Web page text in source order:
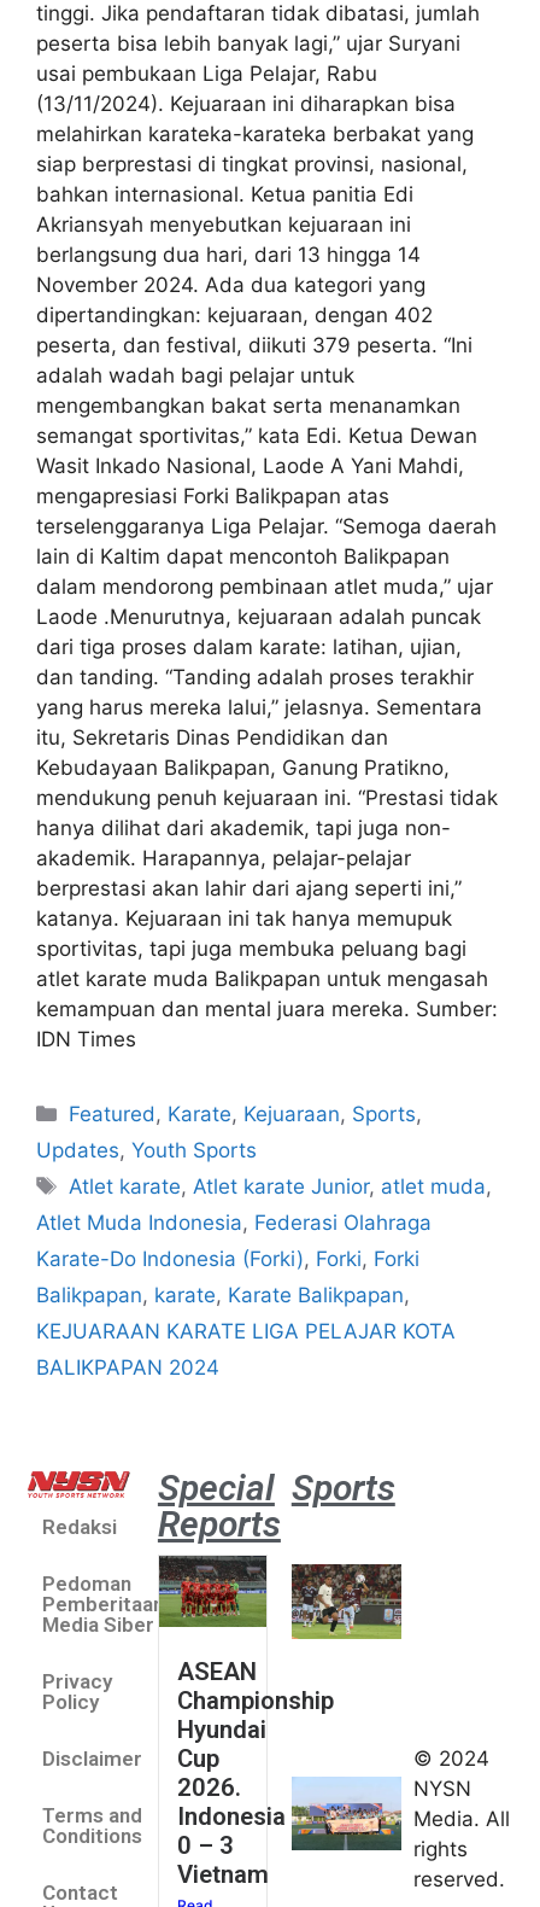
tinggi. Jika pendaftaran tidak dibatasi, jumlah
peserta bisa lebih banyak lagi,” ujar Suryani
usai pembukaan Liga Pelajar, Rabu
(13/11/2024). Kejuaraan ini diharapkan bisa
melahirkan karateka-karateka berbakat yang
siap berprestasi di tingkat provinsi, nasional,
bahkan internasional. Ketua panitia Edi
Akriansyah menyebutkan kejuaraan ini
berlangsung dua hari, dari 13 hingga 14
November 2024. Ada dua kategori yang
dipertandingkan: kejuaraan, dengan 402
peserta, dan festival, diikuti 379 peserta. “Ini
adalah wadah bagi pelajar untuk
mengembangkan bakat serta menanamkan
semangat sportivitas,” kata Edi. Ketua Dewan
Wasit Inkado Nasional, Laode A Yani Mahdi,
mengapresiasi Forki Balikpapan atas
terselenggaranya Liga Pelajar. “Semoga daerah
lain di Kaltim dapat mencontoh Balikpapan
dalam mendorong pembinaan atlet muda,” ujar
Laode .Menurutnya, kejuaraan adalah puncak
dari tiga proses dalam karate: latihan, ujian,
dan tanding. “Tanding adalah proses terakhir
yang harus mereka lalui,” jelasnya. Sementara
itu, Sekretaris Dinas Pendidikan dan
Kebudayaan Balikpapan, Ganung Pratikno,
mendukung penuh kejuaraan ini. “Prestasi tidak
hanya dilihat dari akademik, tapi juga non-
akademik. Harapannya, pelajar-pelajar
berprestasi akan lahir dari ajang seperti ini,”
katanya. Kejuaraan ini tak hanya memupuk
sportivitas, tapi juga membuka peluang bagi
atlet karate muda Balikpapan untuk mengasah
kemampuan dan mental juara mereka. Sumber:
IDN Times
Featured, Karate, Kejuaraan, Sports,
Updates, Youth Sports
Atlet karate,Atlet karate Junior, atlet muda,
Atlet Muda Indonesia, Federasi Olahraga
Karate-Do Indonesia (Forki), Forki, Forki
Balikpapan, karate, Karate Balikpapan,
KEJUARAAN KARATE LIGA PELAJAR KOTA
BALIKPAPAN 2024
Redaksi
Pedoman
Pemberitaan
Media Siber
Privacy
Policy
Disclaimer
Terms and
Conditions
Contact
Special
Reports
ASEAN
Championship
Hyundai
Cup
2026.
Indonesia
0 – 3
Vietnam
Sports
umum
Kejurnas
Panahan
Junior di
Kudus
© 2024
NYSN
Media. All
rights
reserved.